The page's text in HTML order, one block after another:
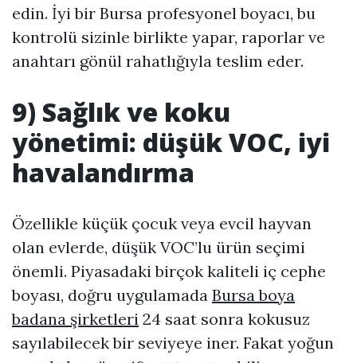
edin. İyi bir Bursa profesyonel boyacı, bu
kontrolü sizinle birlikte yapar, raporlar ve
anahtarı gönül rahatlığıyla teslim eder.
9) Sağlık ve koku
yönetimi: düşük VOC, iyi
havalandırma
Özellikle küçük çocuk veya evcil hayvan
olan evlerde, düşük VOC’lu ürün seçimi
önemli. Piyasadaki birçok kaliteli iç cephe
boyası, doğru uygulamada Bursa boya
badana şirketleri 24 saat sonra kokusuz
sayılabilecek bir seviyeye iner. Fakat yoğun